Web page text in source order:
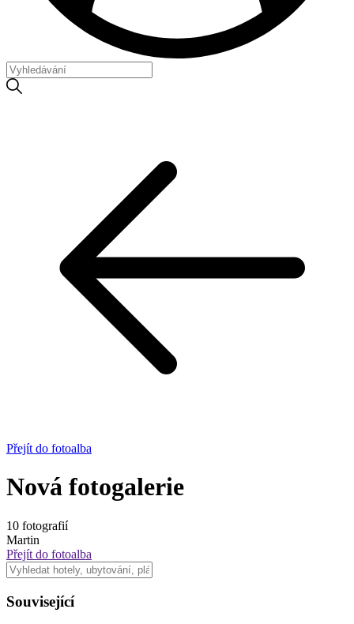
Přejít do fotoalba
Nová fotogalerie
10 fotografií
Martin
Přejít do fotoalba
Související